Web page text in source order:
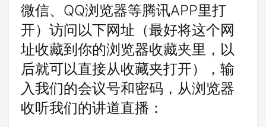
微信、QQ浏览器等腾讯APP里打
开）访问以下网址（最好将这个网
址收藏到你的浏览器收藏夹里，以
后就可以直接从收藏夹打开），输
入我们的会议号和密码，从浏览器
收听我们的讲道直播：